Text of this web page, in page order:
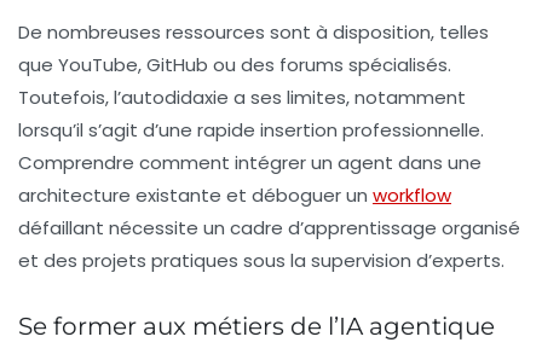
De nombreuses ressources sont à disposition, telles
que YouTube, GitHub ou des forums spécialisés.
Toutefois, l’autodidaxie a ses limites, notamment
lorsqu’il s’agit d’une rapide insertion professionnelle.
Comprendre comment intégrer un agent dans une
architecture existante et déboguer un workflow
défaillant nécessite un cadre d’apprentissage organisé
et des projets pratiques sous la supervision d’experts.
Se former aux métiers de l’IA agentique